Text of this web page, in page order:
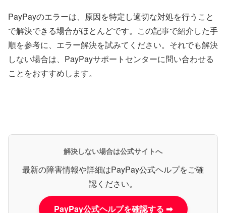
PayPayのエラーは、原因を特定し適切な対処を行うこと
で解決できる場合がほとんどです。この記事で紹介した手
順を参考に、エラー解決を試みてください。それでも解決
しない場合は、PayPayサポートセンターに問い合わせる
ことをおすすめします。
解決しない場合は公式サイトへ
最新の障害情報や詳細はPayPay公式ヘルプをご確
認ください。
PayPay公式ヘルプを確認する ➡